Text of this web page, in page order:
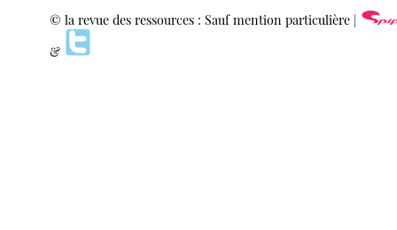
© la revue des ressources : Sauf mention particulière |
&